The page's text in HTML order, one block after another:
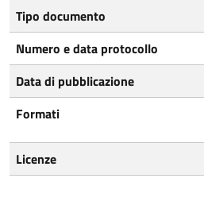
Tipo documento
Numero e data protocollo
Data di pubblicazione
Formati
Licenze